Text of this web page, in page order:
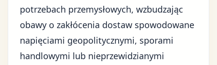
potrzebach przemysłowych, wzbudzając
obawy o zakłócenia dostaw spowodowane
napięciami geopolitycznymi, sporami
handlowymi lub nieprzewidzianymi